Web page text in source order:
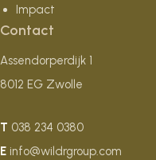
Impact
Contact
Assendorperdijk 1
8012 EG Zwolle
T 038 234 0380
E info@wildrgroup.com